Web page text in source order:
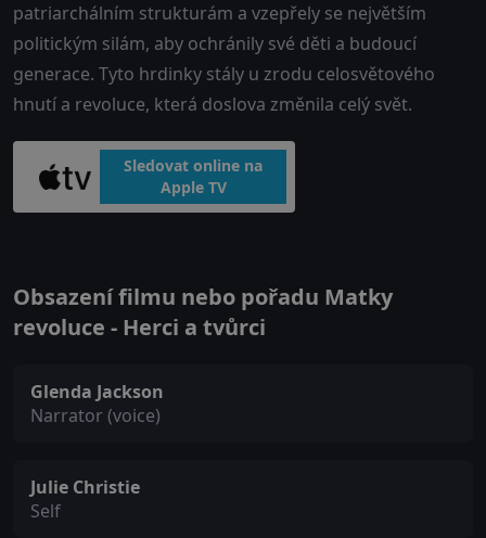
patriarchálním strukturám a vzepřely se největším
politickým silám, aby ochránily své děti a budoucí
generace. Tyto hrdinky stály u zrodu celosvětového
hnutí a revoluce, která doslova změnila celý svět.
Sledovat online na
Apple TV
Obsazení filmu nebo pořadu Matky
revoluce - Herci a tvůrci
Glenda Jackson
Narrator (voice)
Julie Christie
Self